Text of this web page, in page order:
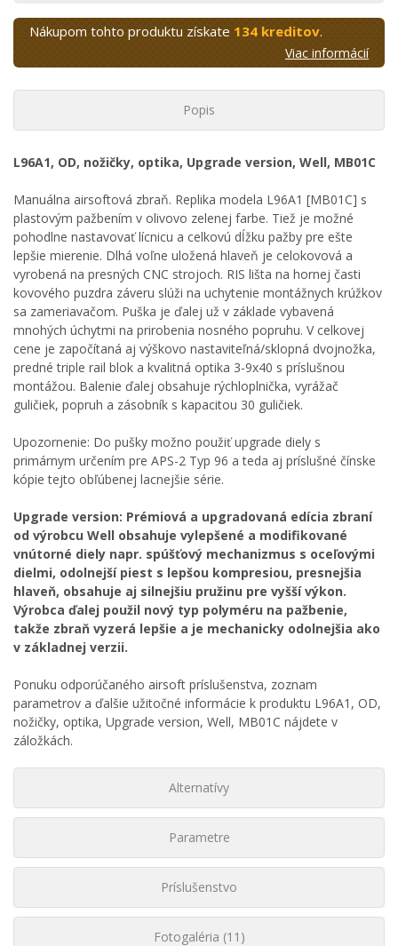
Nákupom tohto produktu získate 134 kreditov.
Viac informácií
Popis
L96A1, OD, nožičky, optika, Upgrade version, Well, MB01C
Manuálna airsoftová zbraň. Replika modela L96A1 [MB01C] s
plastovým pažbením v olivovo zelenej farbe. Tiež je možné
pohodlne nastavovať lícnicu a celkovú dĺžku pažby pre ešte
lepšie mierenie. Dlhá voľne uložená hlaveň je celokovová a
vyrobená na presných CNC strojoch. RIS lišta na hornej časti
kovového puzdra záveru slúži na uchytenie montážnych krúžkov
sa zameriavačom. Puška je ďalej už v základe vybavená
mnohých úchytmi na prirobenia nosného popruhu. V celkovej
cene je započítaná aj výškovo nastaviteľná/sklopná dvojnožka,
predné triple rail blok a kvalitná optika 3-9x40 s príslušnou
montážou. Balenie ďalej obsahuje rýchloplnička, vyrážač
guličiek, popruh a zásobník s kapacitou 30 guličiek.
Upozornenie: Do pušky možno použiť upgrade diely s
primárnym určením pre APS-2 Typ 96 a teda aj príslušné čínske
kópie tejto obľúbenej lacnejšie série.
Upgrade version: Prémiová a upgradovaná edícia zbraní
od výrobcu Well obsahuje vylepšené a modifikované
vnútorné diely napr. spúšťový mechanizmus s oceľovými
dielmi, odolnejší piest s lepšou kompresiou, presnejšia
hlaveň, obsahuje aj silnejšiu pružinu pre vyšší výkon.
Výrobca ďalej použil nový typ polyméru na pažbenie,
takže zbraň vyzerá lepšie a je mechanicky odolnejšia ako
v základnej verzii.
Ponuku odporúčaného airsoft príslušenstva, zoznam
parametrov a ďalšie užitočné informácie k produktu L96A1, OD,
nožičky, optika, Upgrade version, Well, MB01C nájdete v
záložkách.
Alternatívy
Parametre
Príslušenstvo
Fotogaléria (11)